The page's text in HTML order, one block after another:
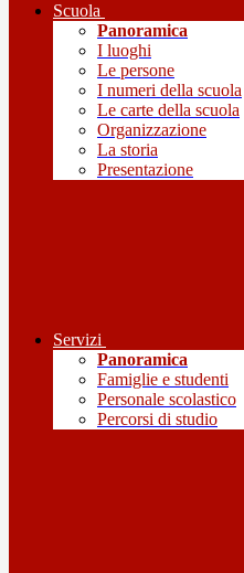
Scuola
Panoramica
I luoghi
Le persone
I numeri della scuola
Le carte della scuola
Organizzazione
La storia
Presentazione
Servizi
Panoramica
Famiglie e studenti
Personale scolastico
Percorsi di studio